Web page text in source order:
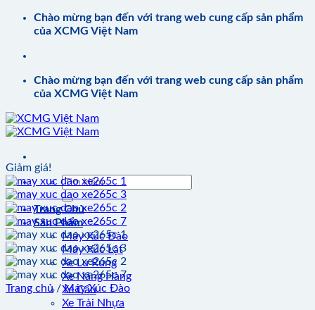
dung
Chào mừng bạn đến với trang web cung cấp sản phẩm
của XCMG Việt Nam
Chào mừng bạn đến với trang web cung cấp sản phẩm
của XCMG Việt Nam
Tìm
kiếm:
Trang Chủ
Sản Phẩm
Máy Xúc Đào
Máy Xúc Lật
Xe Lu Rung
Xe Nâng Hàng
Xe Cẩu
Xe Trải Nhựa
Giảm giá!
Trang chủ / Máy Xúc Đào